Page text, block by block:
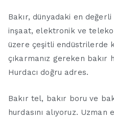
Bakır, dünyadaki en
inşaat, elektronik ve
üzere çeşitli endüstrilerde
çıkarmanız gereken bakır
Hurdacı doğru adres.
Bakır tel, bakır boru ve
hurdasını alıyoruz. Uzman